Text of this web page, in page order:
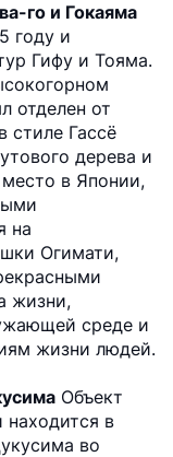
го и Гокаяма
году и
Гифу и Тояма.
отделен от
стиле Гассё
дерева и
в Японии,
на
Огимати,
жизни,
среде и
жизни людей.
Объект
находится в
во